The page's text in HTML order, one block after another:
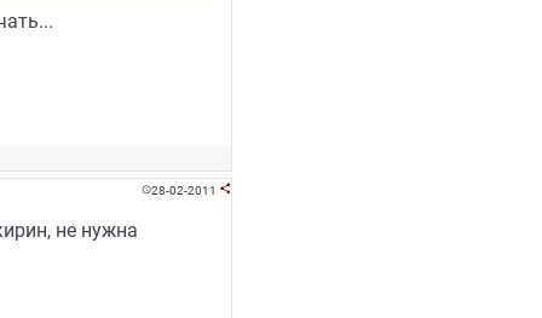
28-02-2011 
не нужна